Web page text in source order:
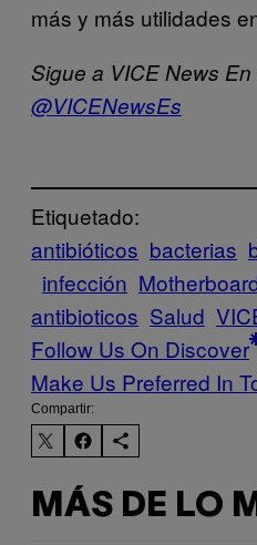
más y más utilidades
Sigue a VICE News
@VICENewsEs
Etiquetado:
antibióticos bacterias
infección
antibioticos Salud
Follow Us On Discover
Make Us Preferred In
Compartir:
MÁS DE LO